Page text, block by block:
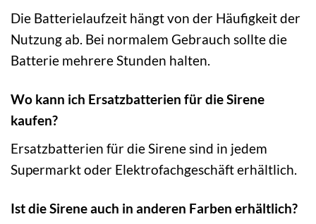
Die Batterielaufzeit hängt von der Häufigkeit der
Nutzung ab. Bei normalem Gebrauch sollte die
Batterie mehrere Stunden halten.
Wo kann ich Ersatzbatterien für die Sirene
kaufen?
Ersatzbatterien für die Sirene sind in jedem
Supermarkt oder Elektrofachgeschäft erhältlich.
Ist die Sirene auch in anderen Farben erhältlich?